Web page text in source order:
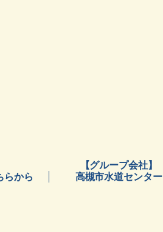
らから
【グループ会社】
高槻市水道センター